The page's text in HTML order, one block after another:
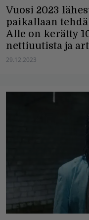
Vuosi 2023
paikallaan
Alle on kerätty
nettiuutista ja
29.12.2023